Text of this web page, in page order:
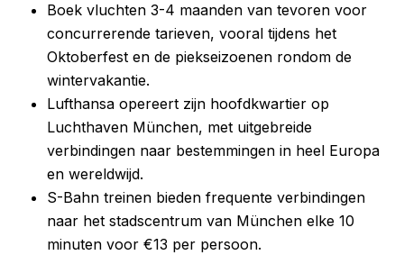
Boek vluchten 3-4 maanden van tevoren voor
concurrerende tarieven, vooral tijdens het
Oktoberfest en de piekseizoenen rondom de
wintervakantie.
Lufthansa opereert zijn hoofdkwartier op
Luchthaven München, met uitgebreide
verbindingen naar bestemmingen in heel Europa
en wereldwijd.
S-Bahn treinen bieden frequente verbindingen
naar het stadscentrum van München elke 10
minuten voor €13 per persoon.